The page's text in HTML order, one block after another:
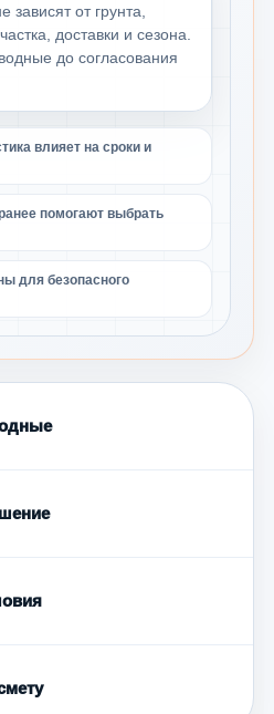
от грунта,
доставки и сезона.
до согласования
влияет на сроки и
помогают выбрать
для безопасного